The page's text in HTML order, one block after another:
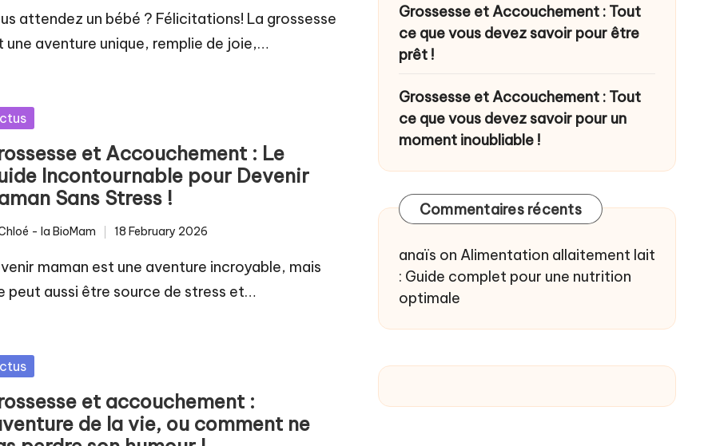
attendez un bébé ? Félicitations! La grossesse
une aventure unique, remplie de joie,…
et Accouchement : Le
Incontournable pour Devenir
Sans Stress !
- la BioMam 18 February 2026
maman est une aventure incroyable, mais
peut aussi être source de stress et…
et accouchement :
de la vie, ou comment ne
Grossesse et Accouchement : Tout
ce que vous devez savoir pour être
prêt !
Grossesse et Accouchement : Tout
ce que vous devez savoir pour un
moment inoubliable !
Commentaires récents
anaïs on Alimentation allaitement lait
: Guide complet pour une nutrition
optimale